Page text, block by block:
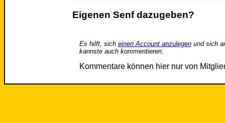
Eigenen Senf dazugeben?
Es hilft, sich einen Account anzulegenund sich
kannste auch kommentieren.
Kommentare können hier nur von